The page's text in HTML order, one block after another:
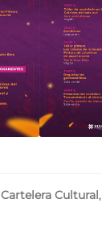
Cartelera Cultural,